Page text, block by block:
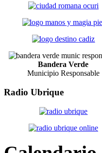
Bandera Verde
Municipio Responsable
Radio Ubrique